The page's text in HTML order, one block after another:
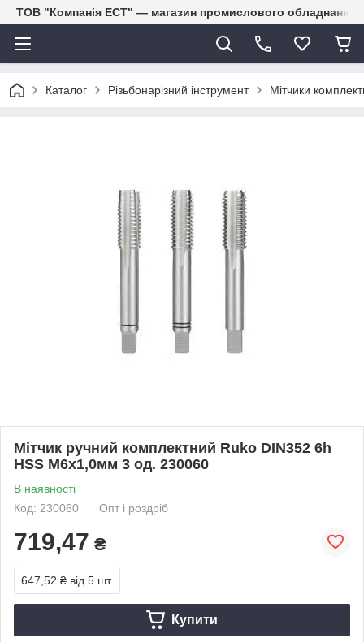
ТОВ "Компанія ЕСТ" — магазин промислового обладнання
Каталог Різьбонарізний інструмент Мітчики
Мітчик ручний комплектний Ruko DIN352 6h
HSS M6х1,0мм 3 од. 230060
В наявності
Код: 230060
Опт і роздріб
719,47 ₴
647,52 ₴ від 5 шт.
Купити